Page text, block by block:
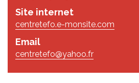
Site internet
centretefo.e-monsite.com
Email
centretefo@yahoo.fr